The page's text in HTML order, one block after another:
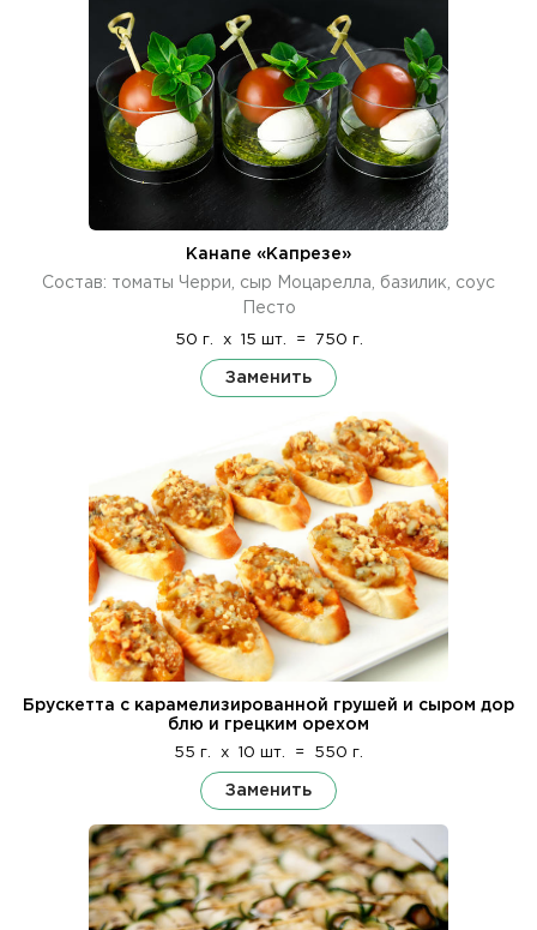
Канапе «Капрезе»
Состав: томаты Черри, сыр Моцарелла, базилик, соус
Песто
50 г. x 15 шт. = 750 г.
Заменить
Брускетта с карамелизированной грушей и сыром дор
блю и грецким орехом
55 г. x 10 шт. = 550 г.
Заменить